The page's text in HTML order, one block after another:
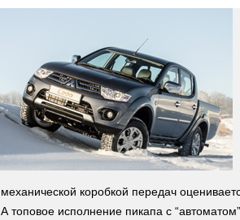
механической коробкой передач
А топовое исполнение пикапа с